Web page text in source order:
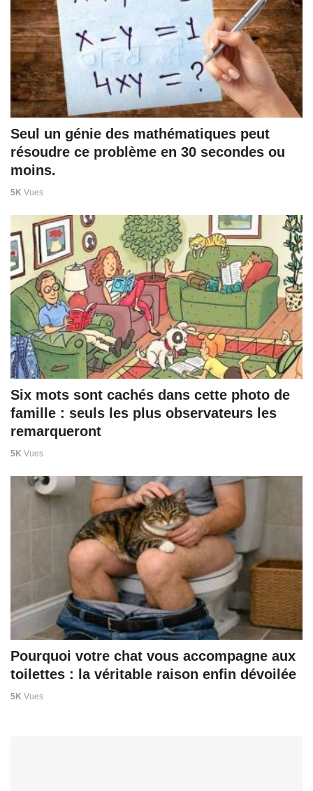
Seul un génie des mathématiques peut
résoudre ce problème en 30 secondes ou
moins.
5K Vues
Six mots sont cachés dans cette photo de
famille : seuls les plus observateurs les
remarqueront
5K Vues
Pourquoi votre chat vous accompagne aux
toilettes : la véritable raison enfin dévoilée
5K Vues